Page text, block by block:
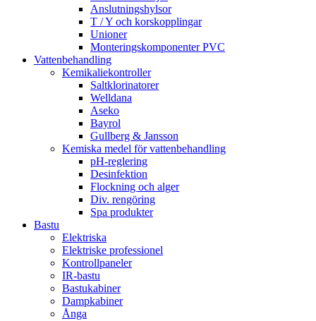
Anslutningshylsor
T / Y och korskopplingar
Unioner
Monteringskomponenter PVC
Vattenbehandling
Kemikaliekontroller
Saltklorinatorer
Welldana
Aseko
Bayrol
Gullberg & Jansson
Kemiska medel för vattenbehandling
pH-reglering
Desinfektion
Flockning och alger
Div. rengöring
Spa produkter
Bastu
Elektriska
Elektriske professionel
Kontrollpaneler
IR-bastu
Bastukabiner
Dampkabiner
Ånga